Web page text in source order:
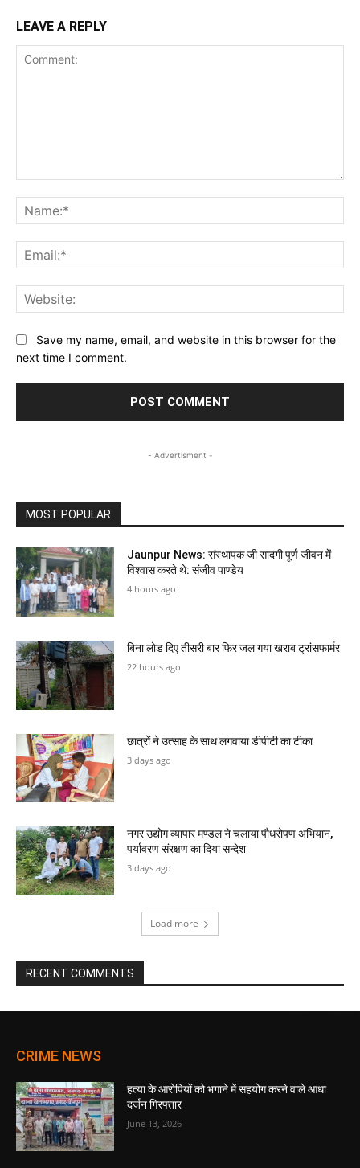
LEAVE A REPLY
Save my name, email, and website in this browser for the
next time I comment.
- Advertisment -
MOST POPULAR
Jaunpur News: संस्थापक जी सादगी पूर्ण जीवन में
विश्वास करते थे: संजीव पाण्डेय
4 hours ago
बिना लोड दिए तीसरी बार फिर जल गया खराब ट्रांसफार्मर
22 hours ago
छात्रों ने उत्साह के साथ लगवाया डीपीटी का टीका
3 days ago
नगर उद्योग व्यापार मण्डल ने चलाया पौधरोपण अभियान,
पर्यावरण संरक्षण का दिया सन्देश
3 days ago
Load more
RECENT COMMENTS
CRIME NEWS
हत्या के आरोपियों को भगाने में सहयोग करने वाले आधा
दर्जन गिरफ्तार
June 13, 2026